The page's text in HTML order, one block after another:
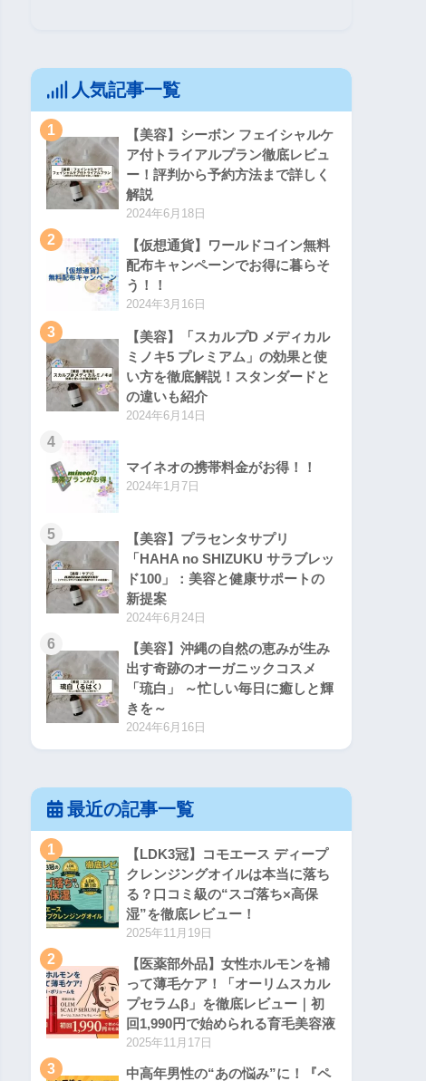
人気記事一覧
1
【美容】シーボン フェイシャルケ
ア付トライアルプラン徹底レビュ
ー！評判から予約方法まで詳しく
解説
2024年6月18日
2
【仮想通貨】ワールドコイン無料
配布キャンペーンでお得に暮らそ
う！！
2024年3月16日
3
【美容】「スカルプD メディカル
ミノキ5 プレミアム」の効果と使
い方を徹底解説！スタンダードと
の違いも紹介
2024年6月14日
4
マイネオの携帯料金がお得！！
2024年1月7日
5
【美容】プラセンタサプリ
「HAHA no SHIZUKU サラブレッ
ド100」：美容と健康サポートの
新提案
2024年6月24日
6
【美容】沖縄の自然の恵みが生み
出す奇跡のオーガニックコスメ
「琉白」 ～忙しい毎日に癒しと輝
きを～
2024年6月16日
最近の記事一覧
1
【LDK3冠】コモエース ディープ
クレンジングオイルは本当に落ち
る？口コミ級の“スゴ落ち×高保
湿”を徹底レビュー！
2025年11月19日
2
【医薬部外品】女性ホルモンを補
って薄毛ケア！「オーリムスカル
プセラムβ」を徹底レビュー｜初
回1,990円で始められる育毛美容液
2025年11月17日
3
中高年男性の“あの悩み”に！『ペ